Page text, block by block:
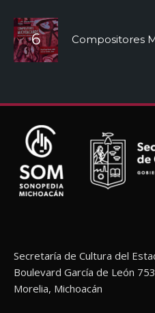
Compositores
Secretaría de Cultura del
Boulevard García de León
Morelia, Michoacán